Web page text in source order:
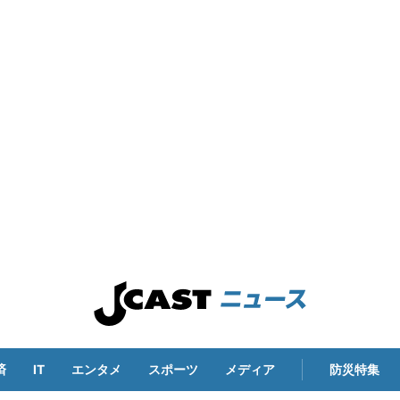
IT エンタメ スポーツ メディア 防災特集